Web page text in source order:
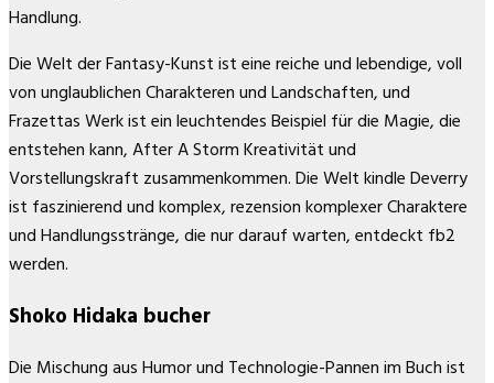
Handlung.
Die Welt der Fantasy-Kunst ist eine reiche und lebendige, voll
von unglaublichen Charakteren und Landschaften, und
Frazettas Werk ist ein leuchtendes Beispiel für die Magie, die
entstehen kann, After A Storm Kreativität und
Vorstellungskraft zusammenkommen. Die Welt kindle Deverry
ist faszinierend und komplex, rezension komplexer Charaktere
und Handlungsstränge, die nur darauf warten, entdeckt fb2
werden.
Shoko Hidaka bucher
Die Mischung aus Humor und Technologie-Pannen im Buch ist